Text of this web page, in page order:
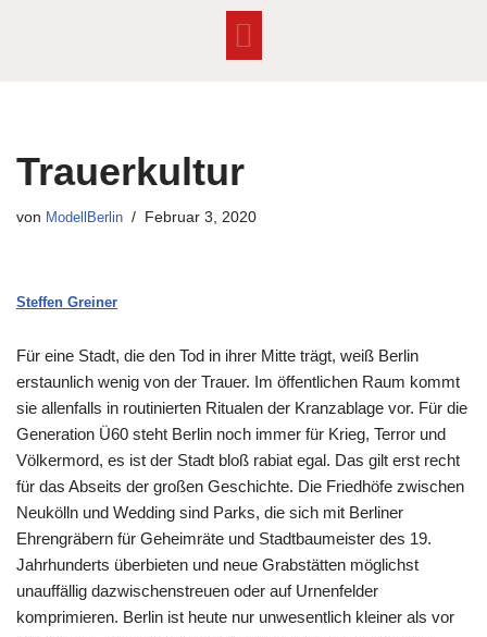
Trauerkultur
von ModellBerlin Februar 3, 2020
Steffen Greiner
Für eine Stadt, die den Tod in ihrer Mitte trägt, weiß Berlin
erstaunlich wenig von der Trauer. Im öffentlichen Raum kommt
sie allenfalls in routinierten Ritualen der Kranzablage vor. Für die
Generation Ü60 steht Berlin noch immer für Krieg, Terror und
Völkermord, es ist der Stadt bloß rabiat egal. Das gilt erst recht
für das Abseits der großen Geschichte. Die Friedhöfe zwischen
Neukölln und Wedding sind Parks, die sich mit Berliner
Ehrengräbern für Geheimräte und Stadtbaumeister des 19.
Jahrhunderts überbieten und neue Grabstätten möglichst
unauffällig dazwischenstreuen oder auf Urnenfelder
komprimieren. Berlin ist heute nur unwesentlich kleiner als vor